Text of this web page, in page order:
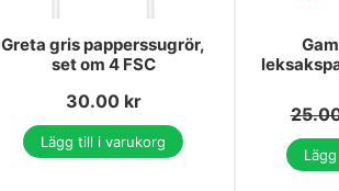
Greta gris papperssugrör,
set om 4 FSC
30.00 kr
Lägg till i varukorg